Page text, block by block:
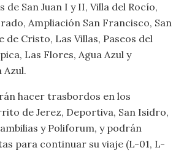
de San Juan I y II, Villa del Rocío,
Ampliación San Francisco, San
de Cristo, Las Villas, Paseos del
Las Flores, Agua Azul y
Azul.
hacer trasbordos en los
de Jerez, Deportiva, San Isidro,
y Poliforum, y podrán
para continuar su viaje (L-01, L-